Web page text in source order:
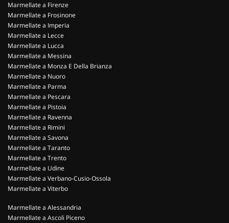
Marmellate a Firenze
Marmellate a Frosinone
Marmellate a Imperia
Marmellate a Lecce
Marmellate a Lucca
Marmellate a Messina
Marmellate a Monza E Della Brianza
Marmellate a Nuoro
Marmellate a Parma
Marmellate a Pescara
Marmellate a Pistoia
Marmellate a Ravenna
Marmellate a Rimini
Marmellate a Savona
Marmellate a Taranto
Marmellate a Trento
Marmellate a Udine
Marmellate a Verbano-Cusio-Ossola
Marmellate a Viterbo
Marmellate a Alessandria
Marmellate a Ascoli Piceno